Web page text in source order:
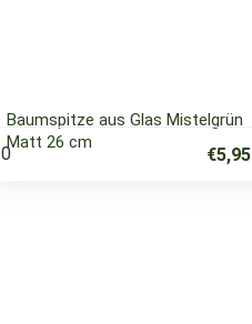
Baumspitze aus Glas Mistelgrün
Matt 26 cm
0 €5,95